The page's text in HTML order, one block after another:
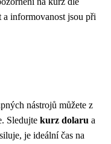
a informovanost jsou při
nástrojů můžete z
Sledujte kurz dolaru a
je ideální čas na